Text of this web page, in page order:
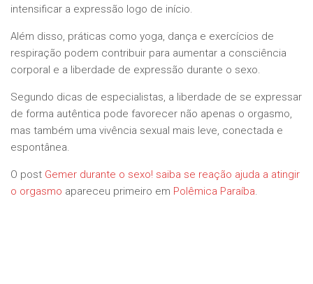
intensificar a expressão logo de início.
Além disso, práticas como yoga, dança e exercícios de
respiração podem contribuir para aumentar a consciência
corporal e a liberdade de expressão durante o sexo.
Segundo dicas de especialistas, a liberdade de se expressar
de forma autêntica pode favorecer não apenas o orgasmo,
mas também uma vivência sexual mais leve, conectada e
espontânea.
O post Gemer durante o sexo! saiba se reação ajuda a atingir
o orgasmo apareceu primeiro em Polêmica Paraíba.